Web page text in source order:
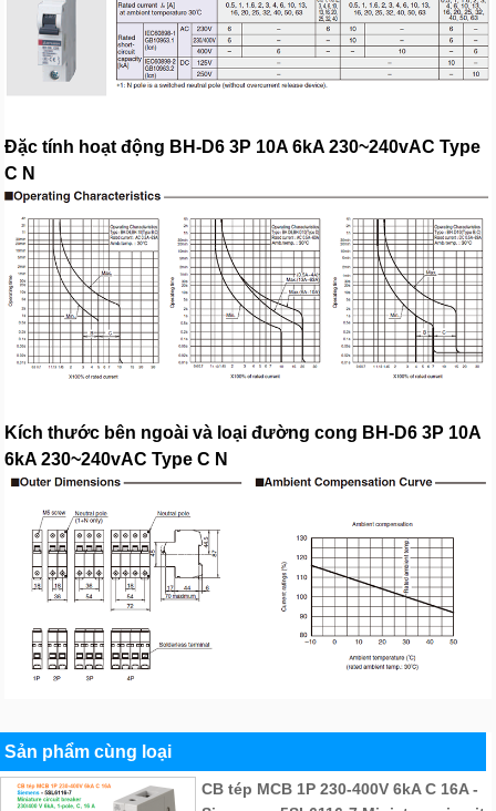
Đặc tính hoạt động BH-D6 3P 10A 6kA 230~240vAC Type
C N
Kích thước bên ngoài và loại đường cong BH-D6 3P 10A
6kA 230~240vAC Type C N
Sản phẩm cùng loại
CB tép MCB 1P 230-400V 6kA C 16A -